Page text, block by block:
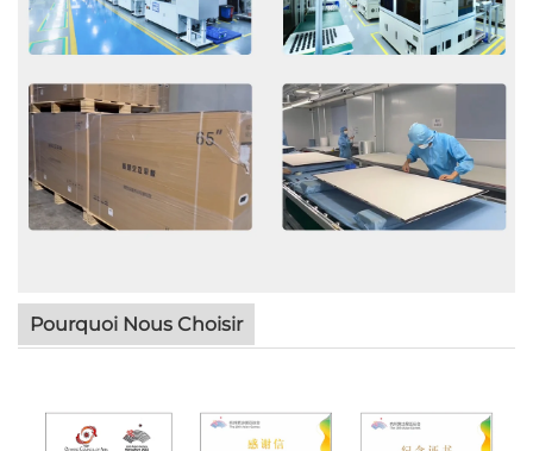
Pourquoi Nous Choisir